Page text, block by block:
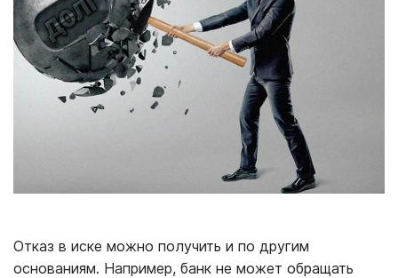
Отказ в иске можно получить и по другим
основаниям. Например, банк не может обращать